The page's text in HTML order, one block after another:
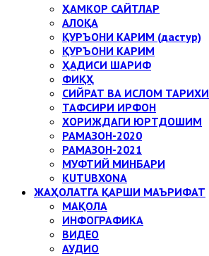
ҲАМКОР САЙТЛАР
АЛОҚА
ҚУРЪОНИ КАРИМ (дастур)
ҚУРЪОНИ КАРИМ
ҲАДИСИ ШАРИФ
ФИҚҲ
СИЙРАТ ВА ИСЛОМ ТАРИХИ
ТАФСИРИ ИРФОН
ХОРИЖДАГИ ЮРТДОШИМ
РАМАЗОН-2020
РАМАЗОН-2021
МУФТИЙ МИНБАРИ
KUTUBXONA
ЖАҲОЛАТГА ҚАРШИ МАЪРИФАТ
МАҚОЛА
ИНФОГРАФИКА
ВИДЕО
АУДИО